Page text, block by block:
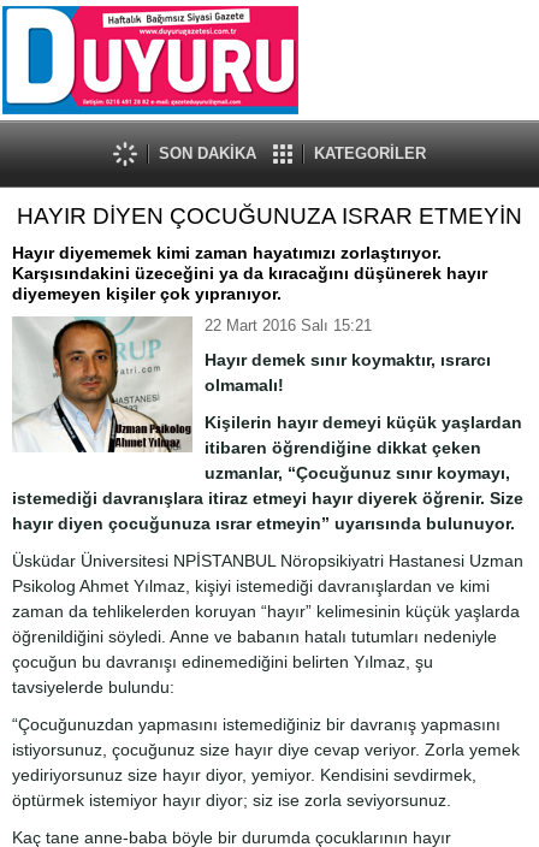
SON DAKİKA KATEGORİLER
HAYIR DİYEN ÇOCUĞUNUZA ISRAR ETMEYİN
Hayır diyememek kimi zaman hayatımızı zorlaştırıyor.
Karşısındakini üzeceğini ya da kıracağını düşünerek hayır
diyemeyen kişiler çok yıpranıyor.
22 Mart 2016 Salı 15:21
Hayır demek sınır koymaktır, ısrarcı
olmamalı!
Kişilerin hayır demeyi küçük yaşlardan
itibaren öğrendiğine dikkat çeken
uzmanlar, “Çocuğunuz sınır koymayı,
istemediği davranışlara itiraz etmeyi hayır diyerek öğrenir. Size
hayır diyen çocuğunuza ısrar etmeyin” uyarısında bulunuyor.
Üsküdar Üniversitesi NPİSTANBUL Nöropsikiyatri Hastanesi Uzman
Psikolog Ahmet Yılmaz, kişiyi istemediği davranışlardan ve kimi
zaman da tehlikelerden koruyan “hayır” kelimesinin küçük yaşlarda
öğrenildiğini söyledi. Anne ve babanın hatalı tutumları nedeniyle
çocuğun bu davranışı edinemediğini belirten Yılmaz, şu
tavsiyelerde bulundu:
“Çocuğunuzdan yapmasını istemediğiniz bir davranış yapmasını
istiyorsunuz, çocuğunuz size hayır diye cevap veriyor. Zorla yemek
yediriyorsunuz size hayır diyor, yemiyor. Kendisini sevdirmek,
öptürmek istemiyor hayır diyor; siz ise zorla seviyorsunuz.
Kaç tane anne-baba böyle bir durumda çocuklarının hayır